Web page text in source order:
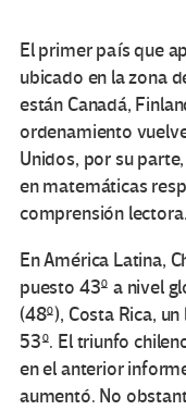
El primer país que
ubicado en la zona
están Canadá,
ordenamiento
Unidos, por su
en matemáticas
comprensión lectora.
En América Latina,
puesto 43º a nivel
(48º), Costa Rica,
53º. El triunfo
en el anterior
aumentó. No